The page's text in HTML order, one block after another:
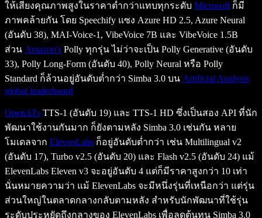
ให้เสียงคุณภาพสูงในราคาต่ำกว่าแทบทุกระดับ Microsoft ก็มี
ภาพคล้ายกัน โดย Speechify แซง Azure HD 2.5, Azure Neural
(อันดับ 38), MAI-Voice-1, VibeVoice 7B และ VibeVoice 1.5B
ส่วน Amazon's Polly ทุกรุ่น ไม่ว่าจะเป็น Polly Generative (อันดับ
33), Polly Long-Form (อันดับ 40), Polly Neural หรือ Polly
Standard ก็ล้วนอยู่อันดับต่ำกว่า Simba 3.0 บน Artificial Analysis
global leaderboard
OpenAI's TTS-1 (อันดับ 19) และ TTS-1 HD ซึ่งเป็นสอง API ที่นัก
พัฒนาใช้งานกันมาก ก็ยังตามหลัง Simba 3.0 เช่นกัน หลาย
โมเดลจาก ElevenLabs ก็อยู่อันดับต่ำกว่า เช่น Multilingual v2
(อันดับ 17), Turbo v2.5 (อันดับ 20) และ Flash v2.5 (อันดับ 24) แม้
ElevenLabs Eleven v3 จะอยู่อันดับ 4 แต่ก็มีราคาสูงกว่า 10 เท่า
นั่นหมายความว่า แม้ ElevenLabs จะมีหนึ่งรุ่นที่เหนือกว่า แต่รุ่น
ส่วนใหญ่ในตลาดกลางกลับตามหลัง สำหรับนักพัฒนาที่ใช้รุ่น
ระดับประหยัดถึงกลางของ ElevenLabs เพื่อลดต้นทุน Simba 3.0